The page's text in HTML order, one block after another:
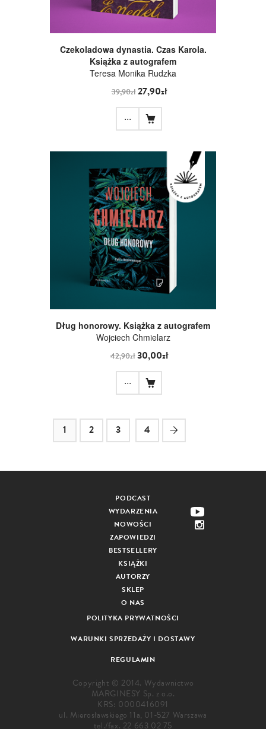
Czekoladowa dynastia. Czas Karola.
Książka z autografem
Teresa Monika Rudzka
39,90zł27,90zł
...
Dług honorowy. Książka z autografem
Wojciech Chmielarz
42,90zł30,00zł
...
1 2 3 4
PODCAST
WYDARZENIA
NOWOŚCI
ZAPOWIEDZI
BESTSELLERY
KSIĄŻKI
AUTORZY
SKLEP
O NAS
POLITYKA PRYWATNOŚCI
WARUNKI SPRZEDAŻY I DOSTAWY
REGULAMIN
Copyright © 2014. Wydawnictwo
MARGINESY Sp. z o.o.
KRS: 0000416091
ul. Mierosławskiego 11a, 01-527 Warszawa
tel./fax. 22 663 02 75